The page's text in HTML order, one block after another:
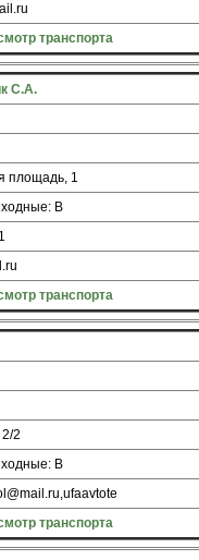
транспорта
С.А.
площадь, 1
В
транспорта
2
В
транспорта